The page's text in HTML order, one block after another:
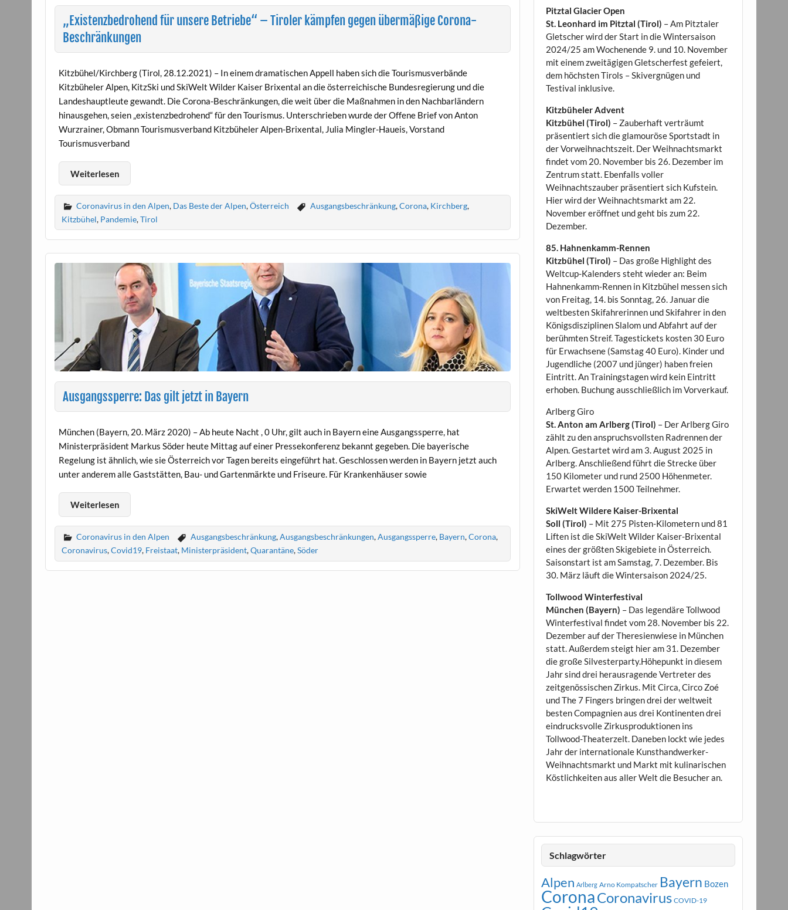
„Existenzbedrohend für unsere Betriebe“ – Tiroler kämpfen gegen übermäßige Corona-
Beschränkungen
Kitzbühel/Kirchberg (Tirol, 28.12.2021) – In einem dramatischen Appell haben sich die Tourismusverbände
Kitzbüheler Alpen, KitzSki und SkiWelt Wilder Kaiser Brixental an die österreichische Bundesregierung und die
Landeshauptleute gewandt. Die Corona-Beschränkungen, die weit über die Maßnahmen in den Nachbarländern
hinausgehen, seien „existenzbedrohend“ für den Tourismus. Unterschrieben wurde der Offene Brief von Anton
Wurzrainer, Obmann Tourismusverband Kitzbüheler Alpen-Brixental, Julia Mingler-Haueis, Vorstand
Tourismusverband
Weiterlesen
Coronavirus in den Alpen, Das Beste der Alpen,Österreich Ausgangsbeschränkung,Corona, Kirchberg,
Kitzbühel, Pandemie,Tirol
Ausgangssperre: Das gilt jetzt in Bayern
München (Bayern, 20. März 2020) – Ab heute Nacht , 0 Uhr, gilt auch in Bayern eine Ausgangssperre, hat
Ministerpräsident Markus Söder heute Mittag auf einer Pressekonferenz bekannt gegeben. Die bayerische
Regelung ist ähnlich, wie sie Österreich vor Tagen bereits eingeführt hat. Geschlossen werden in Bayern jetzt auch
unter anderem alle Gaststätten, Bau- und Gartenmärkte und Friseure. Für Krankenhäuser sowie
Weiterlesen
Coronavirus in den Alpen Ausgangsbeschränkung,Ausgangsbeschränkungen,Ausgangssperre, Bayern,Corona,
Coronavirus,Covid19, Freistaat, Ministerpräsident,Quarantäne,Söder
Pitztal Glacier Open
St. Leonhard im Pitztal (Tirol) – Am Pitztaler
Gletscher wird der Start in die Wintersaison
2024/25 am Wochenende 9. und 10. November
mit einem zweitägigen Gletscherfest gefeiert,
dem höchsten Tirols – Skivergnügen und
Testival inklusive.
Kitzbüheler Advent
Kitzbühel (Tirol) – Zauberhaft verträumt
präsentiert sich die glamouröse Sportstadt in
der Vorweihnachtszeit. Der Weihnachtsmarkt
findet vom 20. November bis 26. Dezember im
Zentrum statt. Ebenfalls voller
Weihnachtszauber präsentiert sich Kufstein.
Hier wird der Weihnachtsmarkt am 22.
November eröffnet und geht bis zum 22.
Dezember.
85. Hahnenkamm-Rennen
Kitzbühel (Tirol) – Das große Highlight des
Weltcup-Kalenders steht wieder an: Beim
Hahnenkamm-Rennen in Kitzbühel messen sich
von Freitag, 14. bis Sonntag, 26. Januar die
weltbesten Skifahrerinnen und Skifahrer in den
Königsdisziplinen Slalom und Abfahrt auf der
berühmten Streif. Tagestickets kosten 30 Euro
für Erwachsene (Samstag 40 Euro). Kinder und
Jugendliche (2007 und jünger) haben freien
Eintritt. An Trainingstagen wird kein Eintritt
erhoben. Buchung ausschließlich im Vorverkauf.
Arlberg Giro
St. Anton am Arlberg (Tirol) – Der Arlberg Giro
zählt zu den anspruchsvollsten Radrennen der
Alpen. Gestartet wird am 3. August 2025 in
Arlberg. Anschließend führt die Strecke über
150 Kilometer und rund 2500 Höhenmeter.
Erwartet werden 1500 Teilnehmer.
SkiWelt Wildere Kaiser-Brixental
Soll (Tirol) – Mit 275 Pisten-Kilometern und 81
Liften ist die SkiWelt Wilder Kaiser-Brixental
eines der größten Skigebiete in Österreich.
Saisonstart ist am Samstag, 7. Dezember. Bis
30. März läuft die Wintersaison 2024/25.
Tollwood Winterfestival
München (Bayern) – Das legendäre Tollwood
Winterfestival findet vom 28. November bis 22.
Dezember auf der Theresienwiese in München
statt. Außerdem steigt hier am 31. Dezember
die große Silvesterparty.Höhepunkt in diesem
Jahr sind drei herausragende Vertreter des
zeitgenössischen Zirkus. Mit Circa, Circo Zoé
und The 7 Fingers bringen drei der weltweit
besten Compagnien aus drei Kontinenten drei
eindrucksvolle Zirkusproduktionen ins
Tollwood-Theaterzelt. Daneben lockt wie jedes
Jahr der internationale Kunsthandwerker-
Weihnachtsmarkt und Markt mit kulinarischen
Köstlichkeiten aus aller Welt die Besucher an.
Schlagwörter
Alpen Arlberg Arno Kompatscher Bayern Bozen
CoronaCoronavirus COVID-19